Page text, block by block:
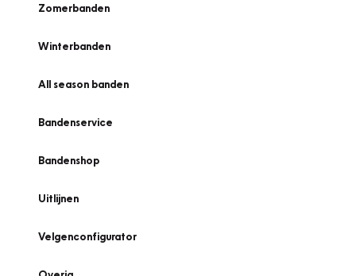
Zomerbanden
Winterbanden
All season banden
Bandenservice
Bandenshop
Uitlijnen
Velgenconfigurator